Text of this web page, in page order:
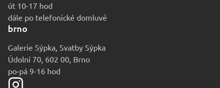
út 10-17 hod
dále po telefonické domluvě
brno
Galerie Sýpka, Svatby Sýpka
Údolní 70, 602 00, Brno
po-pá 9-16 hod